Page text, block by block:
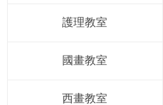
護理教室
國畫教室
西畫教室